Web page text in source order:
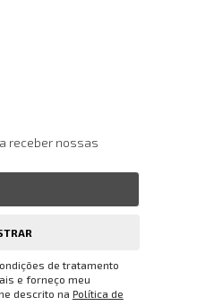
receber nossas
de tratamento
e forneço meu
descrito na Política de